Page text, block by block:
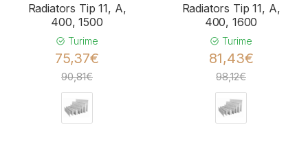
Radiators Tip 11, A,
400, 1500
Turime
75,37€
90,81€
Radiators Tip 11, A,
400, 1600
Turime
81,43€
98,12€